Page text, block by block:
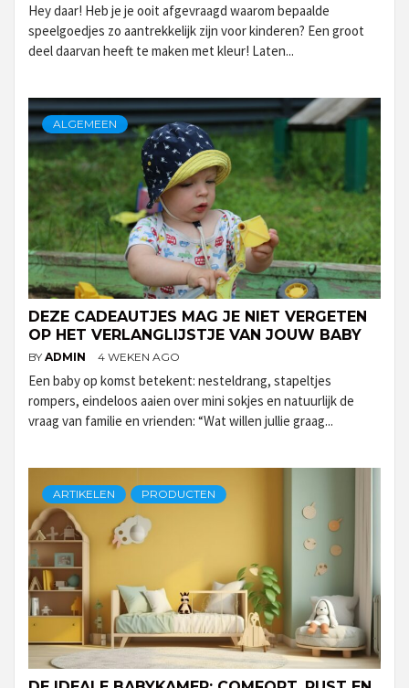
Hey daar! Heb je je ooit afgevraagd waarom bepaalde
speelgoedjes zo aantrekkelijk zijn voor kinderen? Een groot
deel daarvan heeft te maken met kleur! Laten...
ALGEMEEN
DEZE CADEAUTJES MAG JE NIET VERGETEN
OP HET VERLANGLIJSTJE VAN JOUW BABY
BY ADMIN 4 WEKEN AGO
Een baby op komst betekent: nesteldrang, stapeltjes
rompers, eindeloos aaien over mini sokjes en natuurlijk de
vraag van familie en vrienden: “Wat willen jullie graag...
ARTIKELEN PRODUCTEN